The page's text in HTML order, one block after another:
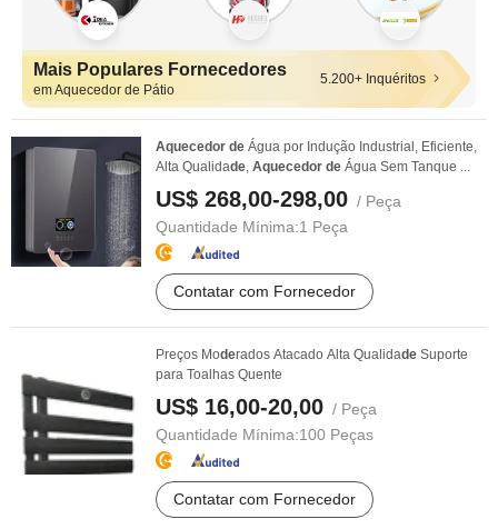
Mais Populares Fornecedores
em Aquecedor de Pátio
5.200+ Inquéritos
Aquecedor de Água por Indução Industrial, Eficiente,
Alta Qualidade, Aquecedor de Água Sem Tanque ...
US$ 268,00-298,00 / Peça
Quantidade Mínima:1 Peça
Contatar com Fornecedor
Preços Moderados Atacado Alta Qualidade Suporte
para Toalhas Quente
US$ 16,00-20,00 / Peça
Quantidade Mínima:100 Peças
Contatar com Fornecedor